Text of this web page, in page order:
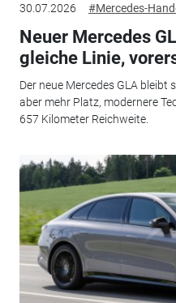
30.07.2026 #Mercedes-
Neuer Mercedes
gleiche Linie,
Der neue Mercedes GLA bleibt
aber mehr Platz, modernere
657 Kilometer Reichweite.